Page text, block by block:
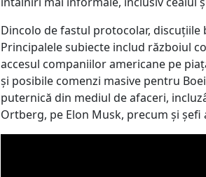
Dincolo de fastul protocolar,
Principalele subiecte includ războiul
accesul companiilor americane pe
și posibile comenzi masive pentru
puternică din mediul de afaceri,
Ortberg, pe Elon Musk, precum și șefi